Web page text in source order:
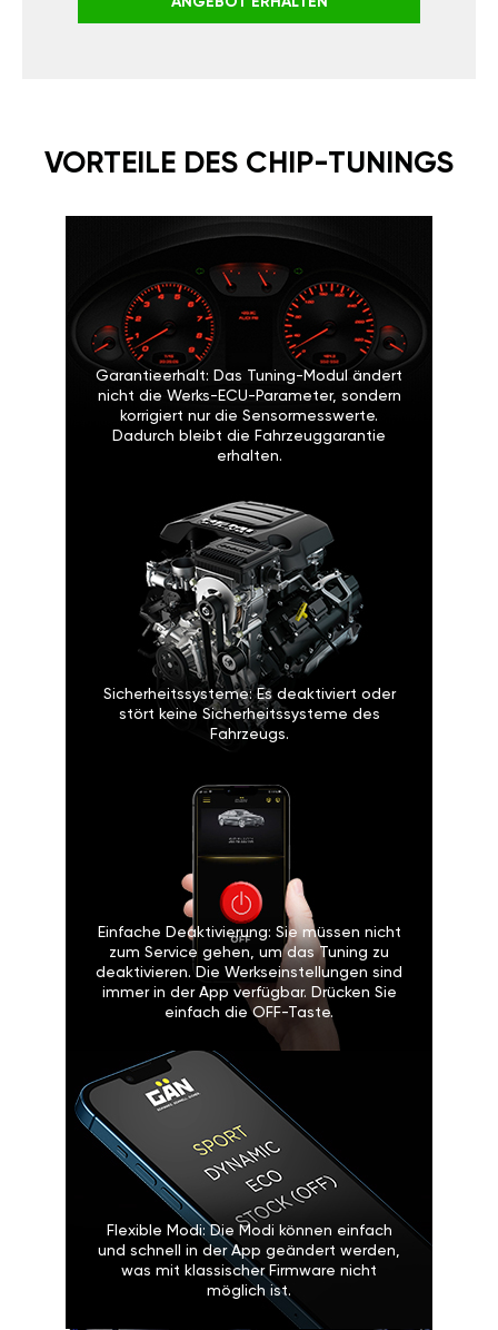
VORTEILE DES CHIP-TUNINGS
Garantieerhalt: Das Tuning-Modul ändert
nicht die Werks-ECU-Parameter, sondern
korrigiert nur die Sensormesswerte.
Dadurch bleibt die Fahrzeuggarantie
erhalten.
Sicherheitssysteme: Es deaktiviert oder
stört keine Sicherheitssysteme des
Fahrzeugs.
Einfache Deaktivierung: Sie müssen nicht
zum Service gehen, um das Tuning zu
deaktivieren. Die Werkseinstellungen sind
immer in der App verfügbar. Drücken Sie
einfach die OFF-Taste.
Flexible Modi: Die Modi können einfach
und schnell in der App geändert werden,
was mit klassischer Firmware nicht
möglich ist.